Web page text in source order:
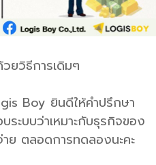
ยวิธีการเดิมๆ
Boy ยินดีให้คำปรึกษา
ะบบว่าเหมาะกับธุรกิจของ
ย ตลอดการทดลองนะคะ